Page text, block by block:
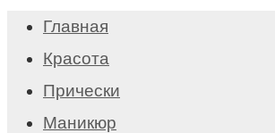
Главная
Красота
Прически
Маникюр